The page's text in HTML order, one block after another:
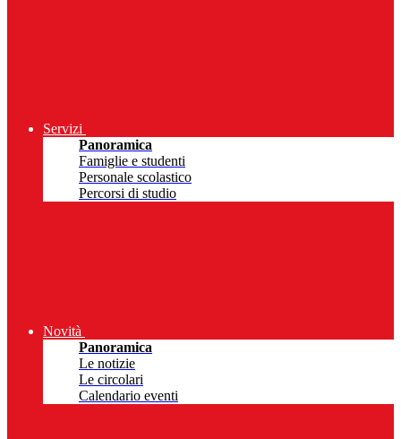
Servizi
Panoramica
Famiglie e studenti
Personale scolastico
Percorsi di studio
Novità
Panoramica
Le notizie
Le circolari
Calendario eventi